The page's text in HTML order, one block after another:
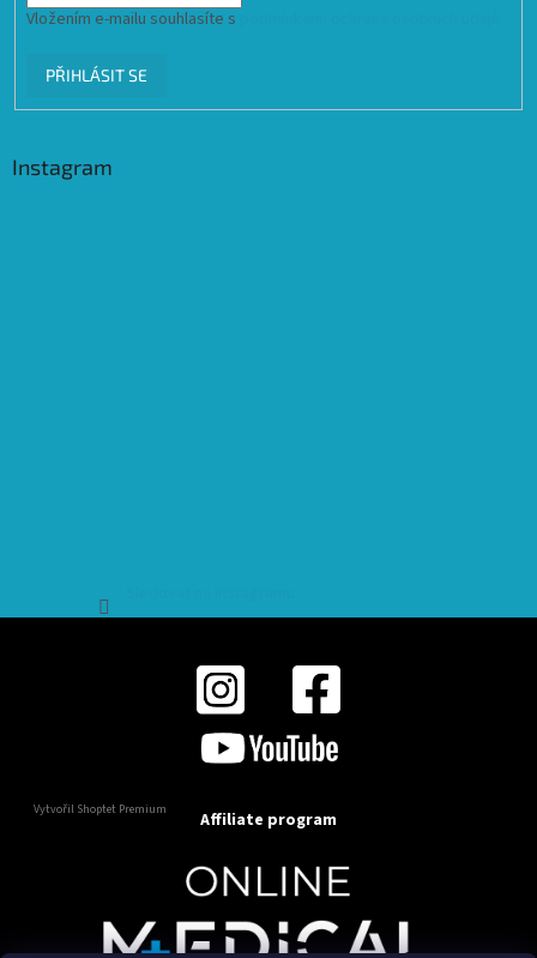
Vložením e-mailu souhlasíte s
PŘIHLÁSIT SE
Instagram
Vytvořil Shoptet Premium Affiliate program